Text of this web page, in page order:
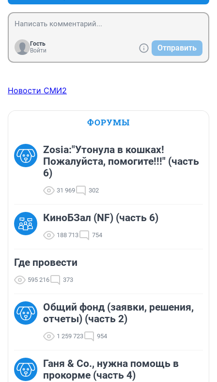
Гость
Войти
Отправить
Новости СМИ2
ФОРУМЫ
Zosia:"Утонула в кошках!
Пожалуйста, помогите!!!" (часть
6)
31 969 302
КиноБЗал (NF) (часть 6)
188 713 754
Где провести
595 216 373
Общий фонд (заявки, решения,
отчеты) (часть 2)
1 259 723 954
Ганя & Co., нужна помощь в
прокорме (часть 4)